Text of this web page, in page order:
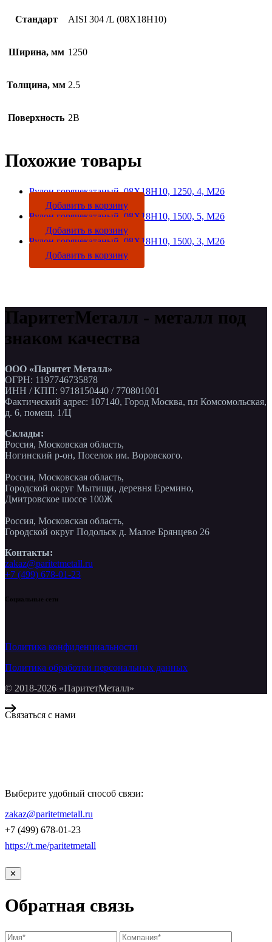
Стандарт AISI 304 /L (08Х18Н10)
Ширина, мм 1250
Толщина, мм 2.5
Поверхность 2B
Похожие товары
Рулон горячекатаный, 08Х18Н10, 1250, 4, М2б
Добавить в корзину
Рулон горячекатаный, 08Х18Н10, 1500, 5, М2б
Добавить в корзину
Рулон горячекатаный, 08Х18Н10, 1500, 3, М2б
Добавить в корзину
ПаритетМеталл - металл под
знаком качества
ООО «Паритет Металл»
ОГРН: 1197746735878
ИНН / КПП: 9718150440 / 770801001
Фактический адрес: 107140, Город Москва, пл Комсомольская,
д. 6, помещ. 1/Ц
Склады:
Россия, Московская область,
Ногинский р-он, Поселок им. Воровского.
Россия, Московская область,
Городской округ Мытищи, деревня Еремино,
Дмитровское шоссе 100Ж
Россия, Московская область,
Городской округ Подольск д. Малое Брянцево 26
Контакты:
zakaz@paritetmetall.ru
+7 (499) 678-01-23
Социальные сети
Политика конфиденциальности
Политика обработки персональных данных
© 2018-2026 «ПаритетМеталл»
Связаться с нами
Выберите удобный способ связи:
zakaz@paritetmetall.ru
+7 (499) 678-01-23
https://t.me/paritetmetall
✕
Обратная связь